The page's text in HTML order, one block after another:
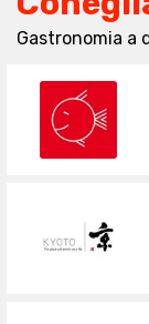
Gastronomia a